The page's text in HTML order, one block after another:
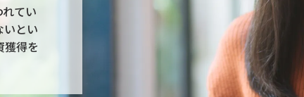
てい
いとい
獲得を